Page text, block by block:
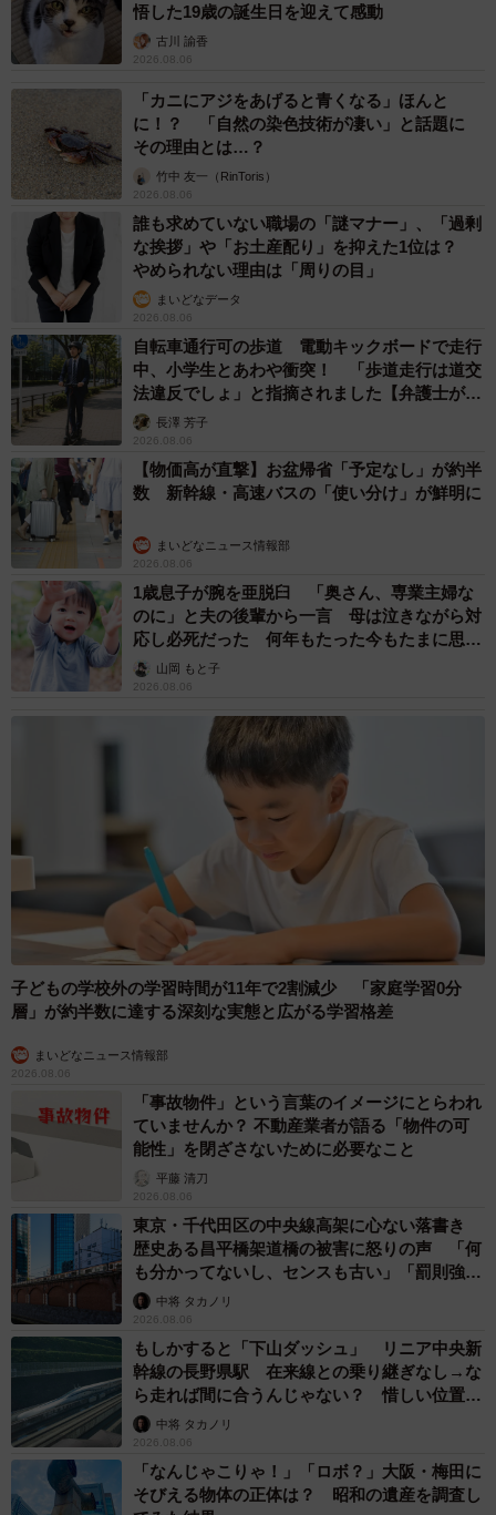
悟した19歳の誕生日を迎えて感動
古川 諭香
2026.08.06
「カニにアジをあげると青くなる」ほんと
に！？ 「自然の染色技術が凄い」と話題に
その理由とは…？
竹中 友一（RinToris）
2026.08.06
誰も求めていない職場の「謎マナー」、「過剰
な挨拶」や「お土産配り」を抑えた1位は？
やめられない理由は「周りの目」
まいどなデータ
2026.08.06
自転車通行可の歩道 電動キックボードで走行
中、小学生とあわや衝突！ 「歩道走行は道交
法違反でしょ」と指摘されました【弁護士が解
説】長澤 芳子
2026.08.06
【物価高が直撃】お盆帰省「予定なし」が約半
数 新幹線・高速バスの「使い分け」が鮮明に
まいどなニュース情報部
2026.08.06
1歳息子が腕を亜脱臼 「奥さん、専業主婦な
のに」と夫の後輩から一言 母は泣きながら対
応し必死だった 何年もたった今もたまに思い
出し…山岡 もと子
2026.08.06
子どもの学校外の学習時間が11年で2割減少 「家庭学習0分
層」が約半数に達する深刻な実態と広がる学習格差
まいどなニュース情報部
2026.08.06
「事故物件」という言葉のイメージにとらわれ
ていませんか？ 不動産業者が語る「物件の可
能性」を閉ざさないために必要なこと
平藤 清刀
2026.08.06
東京・千代田区の中央線高架に心ない落書き
歴史ある昌平橋架道橋の被害に怒りの声 「何
も分かってないし、センスも古い」「罰則強化
して」中将 タカノリ
2026.08.06
もしかすると「下山ダッシュ」 リニア中央新
幹線の長野県駅 在来線との乗り継ぎなし→な
ら走れば間に合うんじゃない？ 惜しい位置関
係が反響
中将 タカノリ
2026.08.06
「なんじゃこりゃ！」「ロボ？」大阪・梅田に
そびえる物体の正体は？ 昭和の遺産を調査し